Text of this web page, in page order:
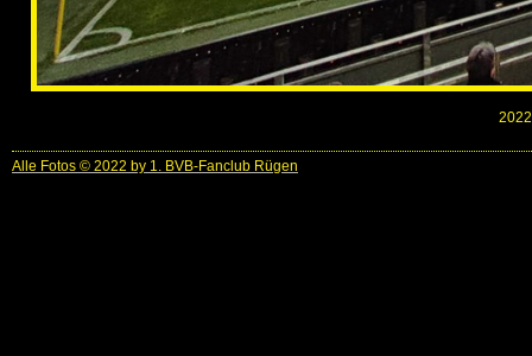
Alle Fotos © 2022 by 1. BVB-Fanclub Rügen